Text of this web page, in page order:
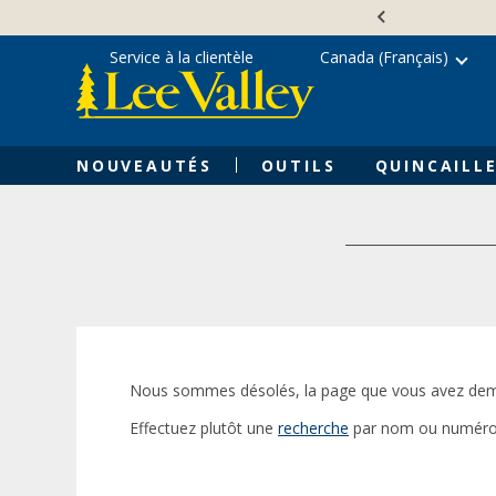
content
NOUVEAUTÉS OUTILS
Service à la clientèle Canada (Français)
Nous sommes désolés, la page que vous avez
Effectuez plutôt une recherche par nom ou